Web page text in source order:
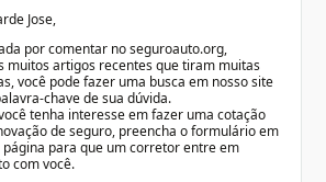
Jose,
por comentar no seguroauto.org,
muitos artigos recentes que tiram muitas
você pode fazer uma busca em nosso site
chave de sua dúvida.
tenha interesse em fazer uma cotação
de seguro, preencha o formulário em
página para que um corretor entre em
com você.